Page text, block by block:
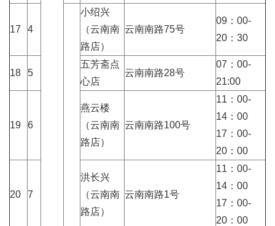
17 4
小绍兴
（云南南
路店）
云南南路75号
09：00-
20：30
18 5
五芳斋点
心店
云南南路28号
07：00-
21:00
19 6
燕云楼
（云南南
路店）
云南南路100号
11：00-
14：00
17：00-
20：00
20 7
洪长兴
（云南南
路店）
云南南路1号
11：00-
14：00
17：00-
20：00